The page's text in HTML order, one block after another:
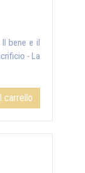
bene e il
- La
carrello